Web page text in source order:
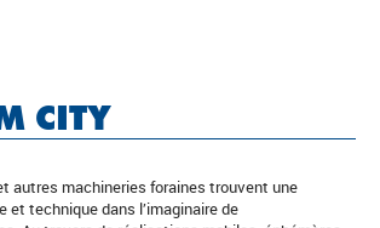
CITY
autres machineries foraines trouvent une
et technique dans l’imaginaire de